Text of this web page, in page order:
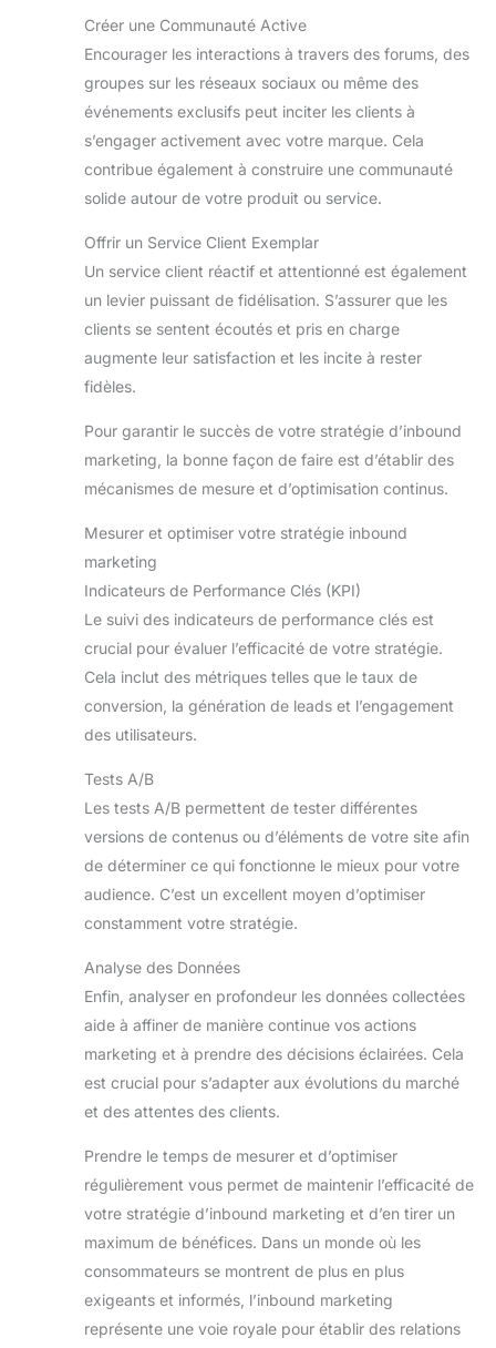
Créer une Communauté Active
Encourager les interactions à travers des forums, des
groupes sur les réseaux sociaux ou même des
événements exclusifs peut inciter les clients à
s’engager activement avec votre marque. Cela
contribue également à construire une communauté
solide autour de votre produit ou service.
Offrir un Service Client Exemplar
Un service client réactif et attentionné est également
un levier puissant de fidélisation. S’assurer que les
clients se sentent écoutés et pris en charge
augmente leur satisfaction et les incite à rester
fidèles.
Pour garantir le succès de votre stratégie d’inbound
marketing, la bonne façon de faire est d’établir des
mécanismes de mesure et d’optimisation continus.
Mesurer et optimiser votre stratégie inbound
marketing
Indicateurs de Performance Clés (KPI)
Le suivi des indicateurs de performance clés est
crucial pour évaluer l’efficacité de votre stratégie.
Cela inclut des métriques telles que le taux de
conversion, la génér‍‍‍ation de leads et l’engagement
des utilisateurs.
Tests A/B
Les tests A/B permettent de tester différentes
versions de contenus ou d’éléments de votre site afin
de déterminer ce qui fonctionne le mieux pour votre
audience. C’est un excellent moyen d’optimiser
constamment votre stratégie.
Analyse des Données
Enfin, analyser en profondeur les données collectées
aide à affiner de manière continue vos actions
marketing et à prendre des décisions éclairées. Cela
est crucial pour s’adapter aux évolutions du marché
et des attentes des clients.
Prendre le temps de mesurer et d’optimiser
régulièrement vous permet de maintenir l’efficacité de
votre stratégie d’inbound marketing et d’en tirer un
maximum de bénéfices. Dans un monde où les
consommateurs se montrent de plus en plus
exigeants et informés, l’inbound marketing
représente une voie royale pour établir des relations